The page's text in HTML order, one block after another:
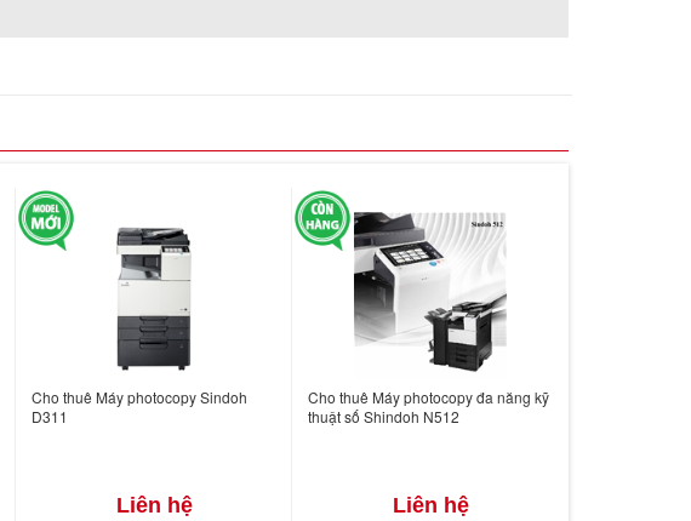
Cho thuê Máy photocopy Sindoh
D311
Liên hệ
Cho thuê Máy photocopy đa năng kỹ
thuật số Shindoh N512
Liên hệ